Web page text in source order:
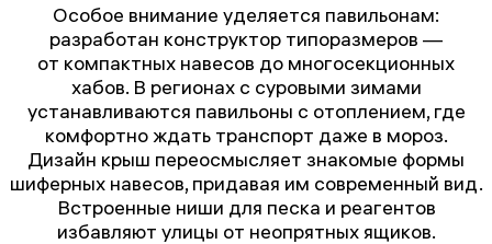
Особое внимание уделяется павильонам:
разработан конструктор типоразмеров —
от компактных навесов до многосекционных
хабов. В регионах с суровыми зимами
устанавливаются павильоны с отоплением, где
комфортно ждать транспорт даже в мороз.
Дизайн крыш переосмысляет знакомые формы
шиферных навесов, придавая им современный вид.
Встроенные ниши для песка и реагентов
избавляют улицы от неопрятных ящиков.